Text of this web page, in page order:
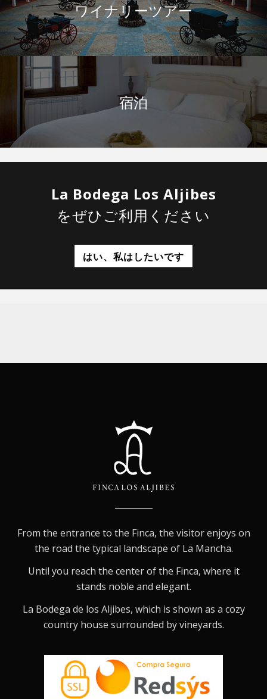
ワイナリーツアー
宿泊
La Bodega Los Aljibes
をぜひご利用ください
はい、私はしたいです
From the entrance to the Finca, the visitor enjoys on
the road the typical landscape of La Mancha.
Until you reach the center of the Finca, where it
stands noble and elegant.
La Bodega de los Aljibes, which is shown as a cozy
country house surrounded by vineyards.